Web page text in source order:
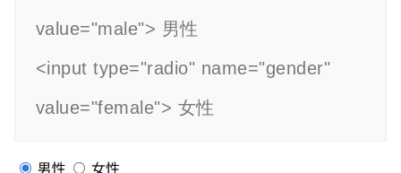
value="male"> 男性
<input type="radio" name="gender"
value="female"> 女性